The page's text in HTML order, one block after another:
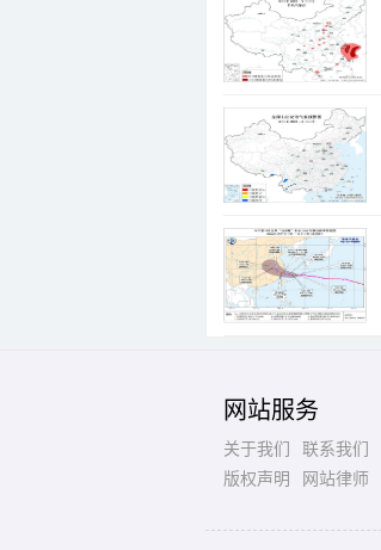
网站服务
关于我们 联系我们
版权声明
网站律师